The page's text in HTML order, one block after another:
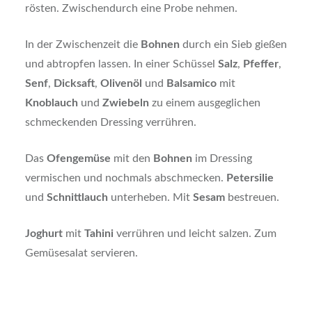
rösten. Zwischendurch eine Probe nehmen.
In der Zwischenzeit die Bohnen durch ein Sieb gießen
und abtropfen lassen. In einer Schüssel Salz, Pfeffer,
Senf, Dicksaft, Olivenöl und Balsamicomit
Knoblauch und Zwiebeln zu einem ausgeglichen
schmeckenden Dressing verrühren.
Das Ofengemüse mit den Bohnen im Dressing
vermischen und nochmals abschmecken. Petersilie
und Schnittlauch unterheben. Mit Sesambestreuen.
Joghurtmit Tahini verrühren und leicht salzen. Zum
Gemüsesalat servieren.